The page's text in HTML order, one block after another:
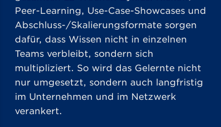
Peer-Learning, Use-Case-Showcases und
Abschluss-/Skalierungsformate sorgen
dafür, dass Wissen nicht in einzelnen
Teams verbleibt, sondern sich
multipliziert. So wird das Gelernte nicht
nur umgesetzt, sondern auch langfristig
im Unternehmen und im Netzwerk
verankert.